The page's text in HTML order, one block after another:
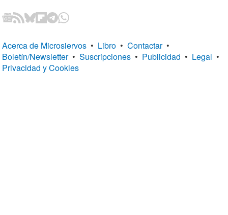
Acerca de Microsiervos • Libro • Contactar •
Boletín/Newsletter • Suscripciones • Publicidad • Legal •
Privacidad y Cookies